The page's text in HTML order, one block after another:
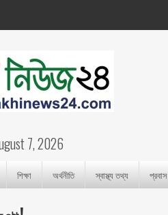
7, 2026
শিক্ষা অর্থনীতি স্বাস্থ্য তথ্য প্রবাস